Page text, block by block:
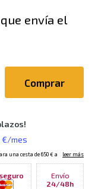
envía el
Comprar
seguro
Envío
24/48h